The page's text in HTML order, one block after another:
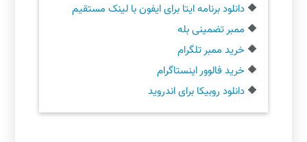
🔶 دانلود برنامه ایتا برای ایفون با لینک مستقیم
🔶 ممبر تضمینی بله
🔶 خرید ممبر تلگرام
🔶 خرید فالوور اینستاگرام
🔶 دانلود روبیکا برای اندروید